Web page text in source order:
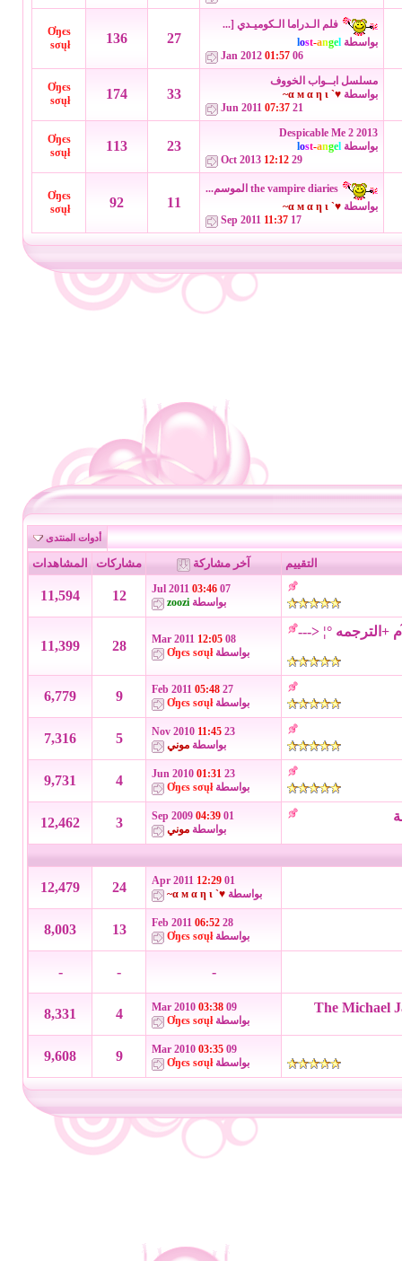
فلم الـدراما الـكوميـدي [...
بواسطة
lost-angel
06 Jan 2012
01:57
27
136
Ơŋєѕ
ѕσųł
مسلسل ابــواب الخووف
بواسطة ♥` α м α η ι~
21 Jun 2011
07:37
33
174
Ơŋєѕ
ѕσųł
Despicable Me 2 2013
بواسطة
lost-angel
29 Oct 2013
12:12
23
113
Ơŋєѕ
ѕσųł
the vampire diaries الموسم...
بواسطة ♥` α м α η ι~
17 Sep 2011
11:37
11
92
Ơŋєѕ
ѕσųł
أدوات المنتدى
التقييم آخر مشاركة مشاركات المشاهدات
07 Jul 2011
03:46
بواسطة zoozi
12
11,594
+الترجمه °¦ <--- 08 Mar 2011
12:05
بواسطةƠŋєѕ ѕσųł
28
11,399
27 Feb 2011
05:48
بواسطةƠŋєѕ ѕσųł
9
6,779
23 Nov 2010
11:45
بواسطة موني 5
7,316
23 Jun 2010
01:31
بواسطةƠŋєѕ ѕσųł
4
9,731
01 Sep 2009
04:39
بواسطة موني 3
12,462
01 Apr 2011
12:29
بواسطة ♥` α м α η ι~
24
12,479
28 Feb 2011
06:52
بواسطةƠŋєѕ ѕσųł
13
8,003
-
-
-
09 Mar 2010
03:38
بواسطةƠŋєѕ ѕσųł
4
8,331
09 Mar 2010
03:35
بواسطةƠŋєѕ ѕσųł
9
9,608